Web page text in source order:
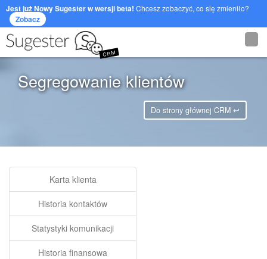
Jest już Nowy Sugester w wersji beta! Chcesz zobaczyć, co się zmieniło?
Zobacz
CRM
Segregowanie klientów
Do strony głównej CRM ↩
Karta klienta
Historia kontaktów
Statystyki komunikacji
Historia finansowa